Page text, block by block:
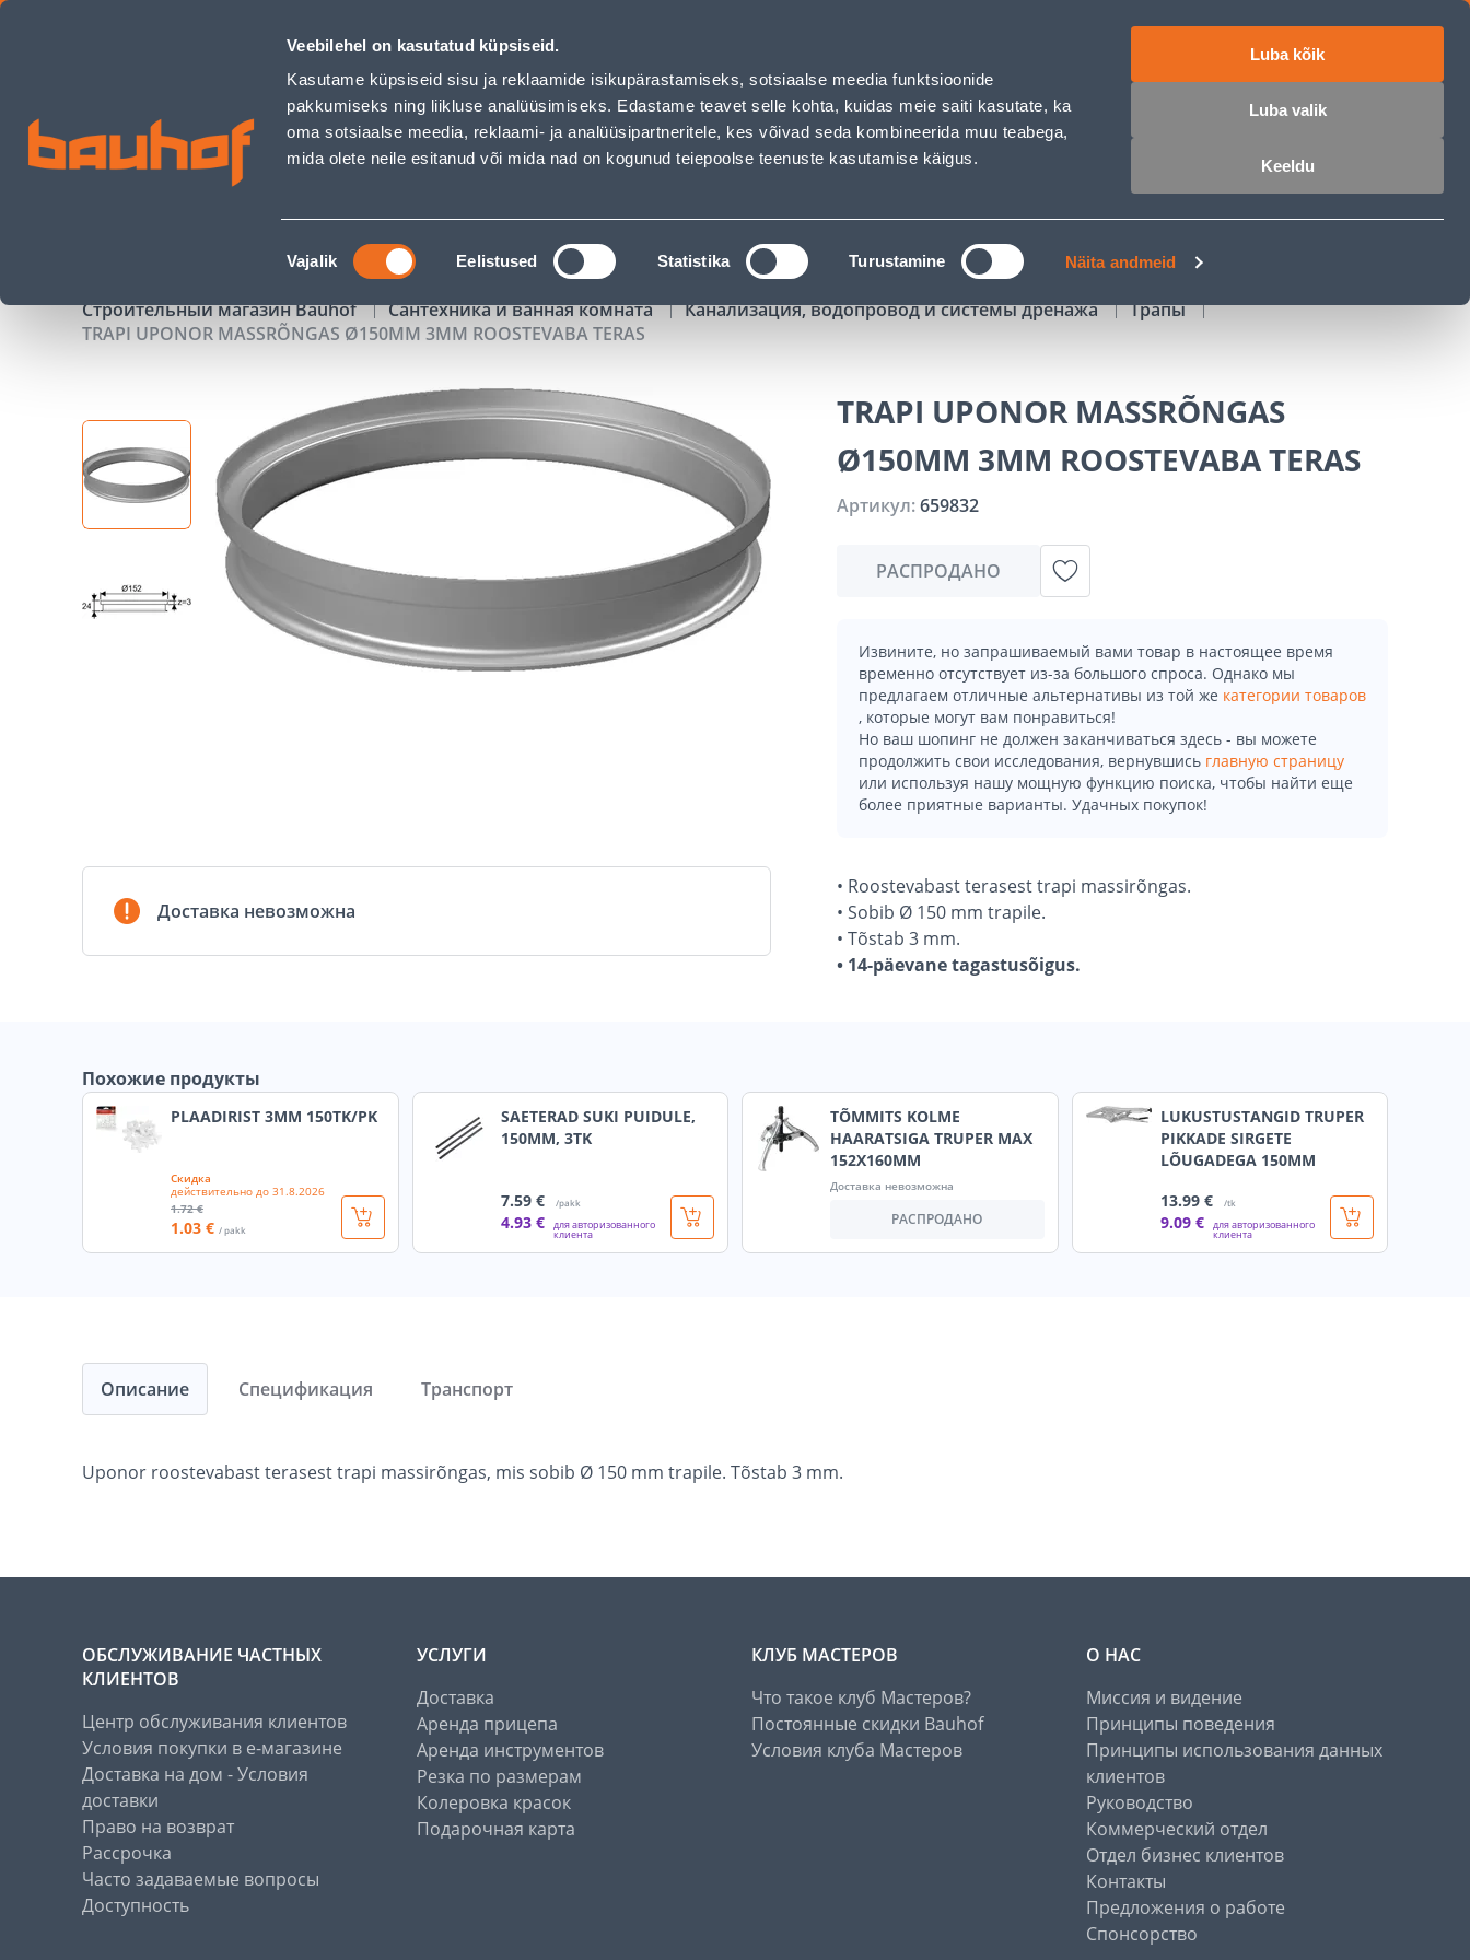
Veebilehel on kasutatud küpsiseid.
Kasutame küpsiseid sisu ja reklaamide isikupärastamiseks, sotsiaalse meedia funktsioonide
pakkumiseks ning liikluse analüüsimiseks. Edastame teavet selle kohta, kuidas meie saiti kasutate, ka
oma sotsiaalse meedia, reklaami- ja analüüsipartneritele, kes võivad seda kombineerida muu teabega,
mida olete neile esitanud või mida nad on kogunud teiepoolse teenuste kasutamise käigus.
Nõusoleku
valik
Vajalik Eelistused Statistika Turustamine Näita andmeid
Luba kõik
Luba valik
Keeldu
TRAPI UPONOR MASSRÕNGAS Ø150MM 3MM ROOSTEVABA TERAS - Bauhof has loaded
Обслуживание бизнес-клиентов Обслуживание частных клиентов Услуги Предложения о работе
ПОИСК
АКЦИИ КАТАЛОГИ АРЕНДА ИНСТРУМЕНТОВ РАССРОЧКА
Строительный магазин Bauhof Сантехника и ванная комната Канализация, водопровод и системы дренажа
Трапы
TRAPI UPONOR MASSRÕNGAS Ø150MM 3MM ROOSTEVABA TERAS
Доставка невозможна
TRAPI UPONOR MASSRÕNGAS
Ø150MM 3MM ROOSTEVABA TERAS
Артикул:659832
РАСПРОДАНО
Извините, но запрашиваемый вами товар в настоящее время
временно отсутствует из-за большого спроса. Однако мы
предлагаем отличные альтернативы из той же категории товаров
, которые могут вам понравиться!
Но ваш шопинг не должен заканчиваться здесь - вы можете
продолжить свои исследования, вернувшись главную страницу
или используя нашу мощную функцию поиска, чтобы найти еще
более приятные варианты. Удачных покупок!
• Roostevabast terasest trapi massirõngas.
• Sobib Ø 150 mm trapile.
• Tõstab 3 mm.
• 14-päevane tagastusõigus.
Похожие продукты
PLAADIRIST 3MM 150TK/PK
Скидка
действительно до 31.8.2026
1.72 €
1.03 € / pakk
SAETERAD SUKI PUIDULE,
150MM, 3TK
7.59 € /pakk
4.93 € для авторизованного
клиента
TÕMMITS KOLME
HAARATSIGA TRUPER MAX
152X160MM
Доставка невозможна
РАСПРОДАНО
LUKUSTUSTANGID TRUPER
PIKKADE SIRGETE
LÕUGADEGA 150MM
13.99 € /tk
9.09 € для авторизованного
клиента
Описание
Uponor roostevabast terasest trapi massirõngas, mis sobib Ø 150 mm trapile. Tõstab 3 mm.
Спецификация Транспорт
ОБСЛУЖИВАНИЕ ЧАСТНЫХ
КЛИЕНТОВ
Центр обслуживания клиентов
Условия покупки в е-магазине
Доставка на дом - Условия
доставки
Право на возврат
Рассрочка
Часто задаваемые вопросы
Доступность
УСЛУГИ
Доставка
Аренда прицепа
Аренда инструментов
Резка по размерам
Колеровка красок
Подарочная карта
КЛУБ МАСТЕРОВ
Что такое клуб Мастеров?
Постоянные скидки Bauhof
Условия клуба Мастеров
О НАС
Миссия и видение
Принципы поведения
Принципы использования данных
клиентов
Руководство
Коммерческий отдел
Отдел бизнес клиентов
Контакты
Предложения о работе
Спонсорство